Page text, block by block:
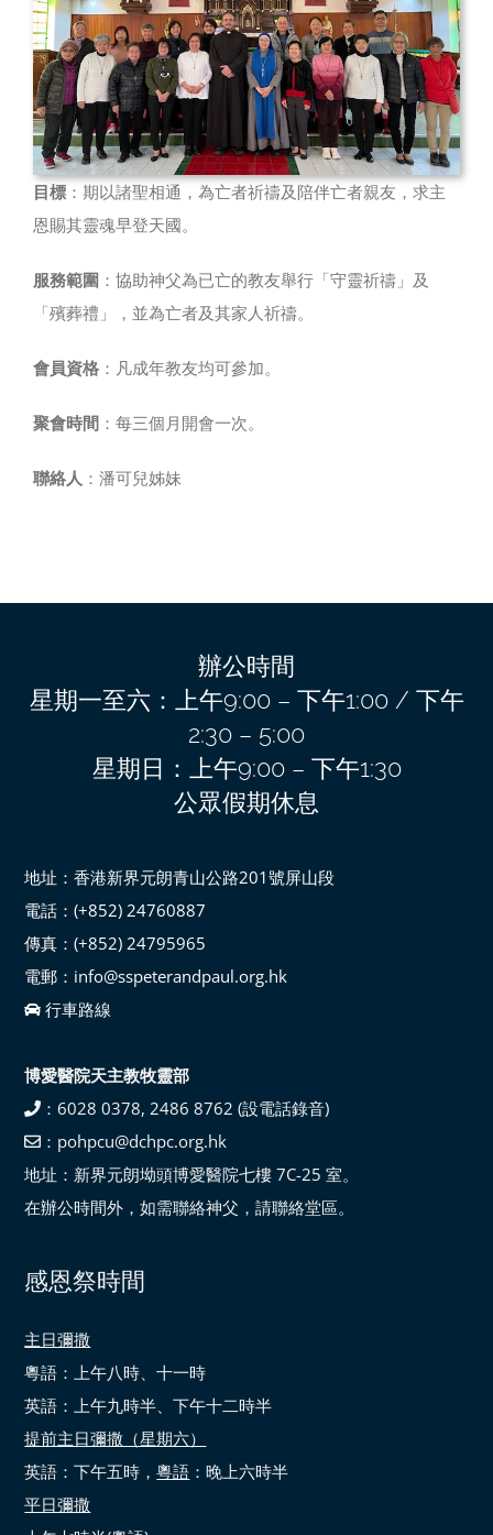
目標 ：期以諸聖相通，為亡者祈禱及陪伴亡者親友，求主
恩賜其靈魂早登天國。
服務範圍 ：協助神父為已亡的教友舉行「守靈祈禱」及
「殯葬禮」，並為亡者及其家人祈禱。
會員資格 ：凡成年教友均可參加。
聚會時間 ：每三個月開會一次。
聯絡人 ：潘可兒姊妹
辦公時間
星期一至六：上午9:00 – 下午1:00 / 下午
2:30 – 5:00
星期日：上午9:00 – 下午1:30
公眾假期休息
地址：香港新界元朗青山公路201號屏山段
電話：(+852) 24760887
傳真：(+852) 24795965
電郵：info@sspeterandpaul.org.hk
行車路線
博愛醫院天主教牧靈部
：6028 0378, 2486 8762 (設電話錄音)
：pohpcu@dchpc.org.hk
地址：新界元朗坳頭博愛醫院七樓 7C-25 室。
在辦公時間外，如需聯絡神父，請聯絡堂區。
感恩祭時間
主日彌撒
粵語：上午八時、十一時
英語：上午九時半、下午十二時半
提前主日彌撒（星期六）
英語：下午五時，粵語 ：晚上六時半
平日彌撒